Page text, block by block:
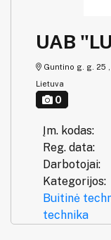
UAB
Guntino g. g. 25
Lietuva
0
Įm. kodas:
Reg. data:
Darbotojai:
Kategorijos:
Buitinė
technika